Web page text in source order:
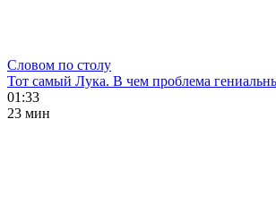
Словом по столу
Тот самый Лука. В чем проблема
01:33
23 мин